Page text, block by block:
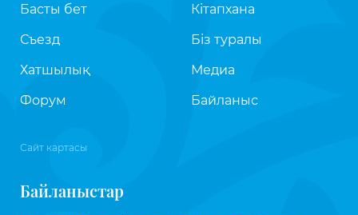
Басты бет
Съезд
Хатшылық
Форум
Кітапхана
Біз туралы
Медиа
Байланыс
Сайт картасы
Байланыстар